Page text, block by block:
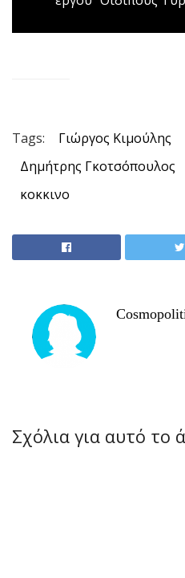
Tags:
Γιώργος Κιμούλης
Δημήτρης Γκοτσόπουλος
κοκκινο
Σχόλια για αυτό το